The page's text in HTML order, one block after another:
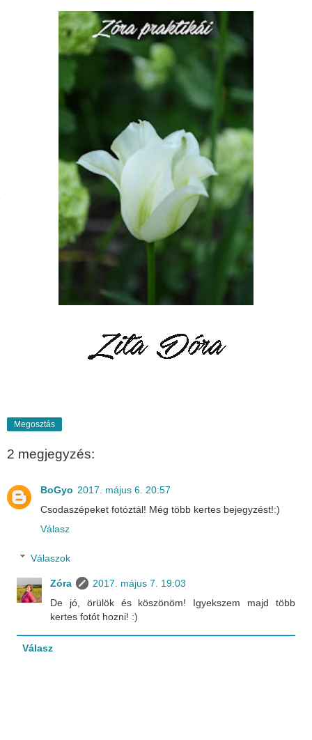
Megosztás
2 megjegyzés:
BoGyo 2017. május 6. 20:57
Csodaszépeket fotóztál! Még több kertes bejegyzést!:)
Válasz
Válaszok
Zóra
2017. május 7. 19:03
De jó, örülök és köszönöm! Igyekszem majd több
kertes fotót hozni! :)
Válasz